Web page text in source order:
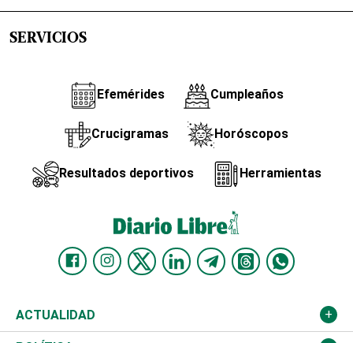
SERVICIOS
Efemérides Cumpleaños
Crucigramas Horóscopos
Resultados deportivos Herramientas
ACTUALIDAD